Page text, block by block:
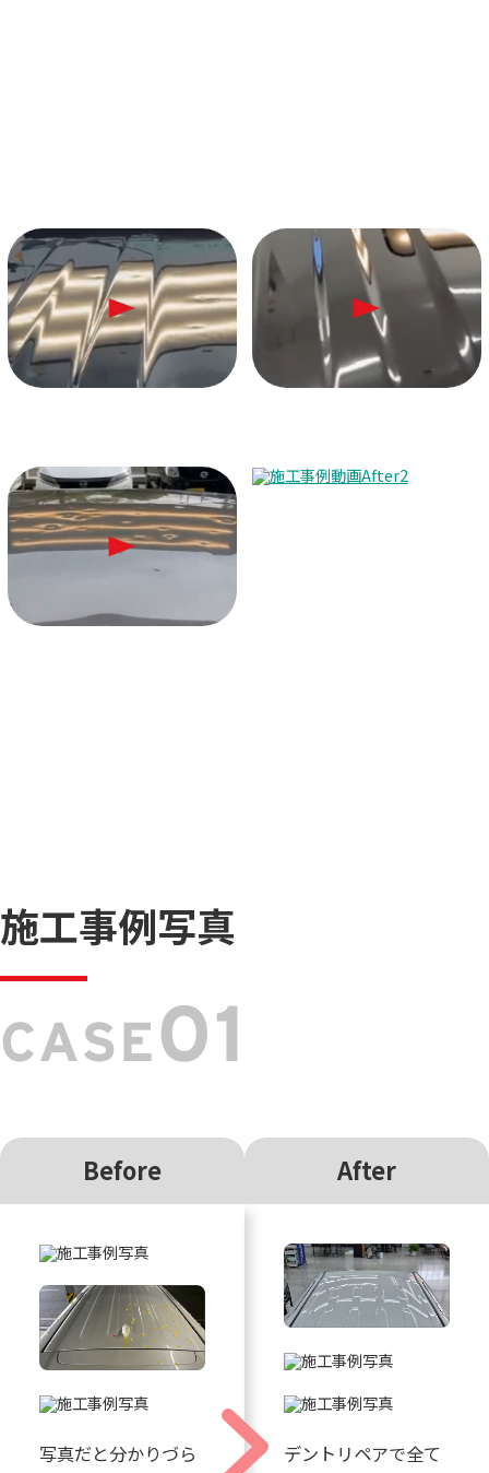
施工事例写真
CASE01
Before
写真だと分かりづら
After
デントリペアで全て